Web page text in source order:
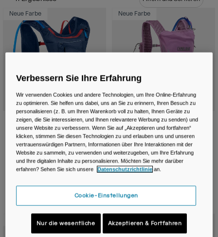
Becher & Travel Mugs
Gürtel & Hüfttaschen
Zubehör
Alle kaufen
Neue Farbe
Chase™ Race 4 Trinkweste mit Crux®
1,5L Reservoir
€ 119,99
Product swatch type of Black.
Product swatch type of Deep Sea.
Neue Farbe
Damen Circuit™ Run Weste mit
Crux® 1.5L Reservoir
Price reduced from
€ 89,99to € 62,99
Product swatch type of Black.
Product swatch type of
Neue Farbe Neue Farbe
Verbessern Sie Ihre Erfahrung
Wir verwenden Cookies und andere Technologien, um Ihre Online-Erfahrung
zu optimieren. Sie helfen uns dabei, uns an Sie zu erinnern, Ihren Besuch zu
personalisieren (z. B. um Ihren Warenkorb voll zu halten, Ihnen Geräte zu
zeigen, die Sie interessieren, und Ihnen relevantere Werbung zu senden) und
unsere Website zu verbessern. Wenn Sie auf „Akzeptieren und fortfahren“
klicken, stimmen Sie diesen Technologien zu und erlauben uns und unseren
vertrauenswürdigen Partnern, Informationen über Ihre Interaktionen mit der
Website zu sammeln, zu verwenden und weiterzugeben, um Ihre Erfahrung
und Ihre digitalen Inhalte zu personalisieren. Möchten Sie mehr darüber
erfahren? Sehen Sie sich unsere
Datenschutzrichtlinie an.
Cookie-Einstellungen
Nur die wesentliche Akzeptieren & Fortfahren